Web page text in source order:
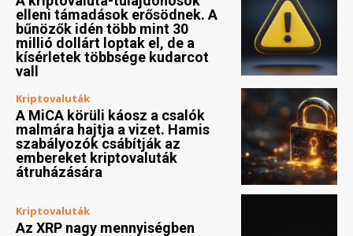
elleni támadások erősödnek. A
bűnözők idén több mint 30
millió dollárt loptak el, de a
kísérletek többsége kudarcot
vall
Kriptovaluták
A MiCA körüli káosz a csalók
malmára hajtja a vizet. Hamis
szabályozók csábítják az
embereket kriptovaluták
átruházására
Kriptovaluták
Az XRP nagy mennyiségben